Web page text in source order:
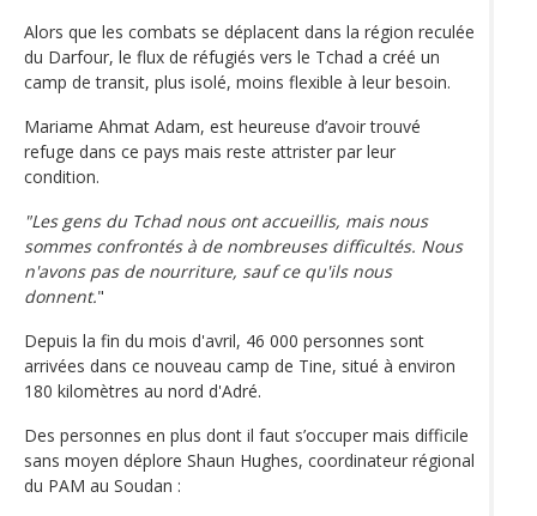
Alors que les combats se déplacent dans la région reculée
du Darfour, le flux de réfugiés vers le Tchad a créé un
camp de transit, plus isolé, moins flexible à leur besoin.
Mariame Ahmat Adam, est heureuse d’avoir trouvé
refuge dans ce pays mais reste attrister par leur
condition.
"Les gens du Tchad nous ont accueillis, mais nous
sommes confrontés à de nombreuses difficultés. Nous
n'avons pas de nourriture, sauf ce qu'ils nous
donnent."
Depuis la fin du mois d'avril, 46 000 personnes sont
arrivées dans ce nouveau camp de Tine, situé à environ
180 kilomètres au nord d'Adré.
Des personnes en plus dont il faut s’occuper mais difficile
sans moyen déplore Shaun Hughes, coordinateur régional
du PAM au Soudan :